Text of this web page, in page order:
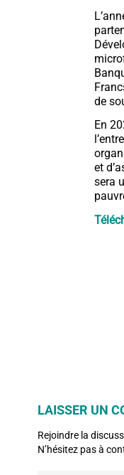
de
En
et
sera
LAISSER UN
Rejoindre la
N’hésitez pas à